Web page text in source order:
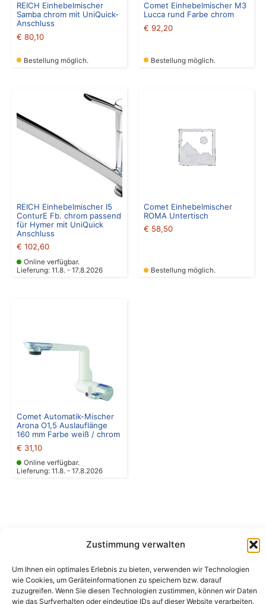
Zustimmung verwalten
Um Ihnen ein optimales Erlebnis zu bieten, verwenden wir Technologien
wie Cookies, um Geräteinformationen zu speichern bzw. darauf
zuzugreifen. Wenn Sie diesen Technologien zustimmen, können wir Daten
wie das Surfverhalten oder eindeutige IDs auf dieser Website verarbeiten.
REICH Einhebelmischer
Samba chrom mit UniQuick-
Anschluss
€ 80,10
Bestellung möglich.
Comet Einhebelmischer M3
Lucca rund Farbe chrom
€ 92,20
Bestellung möglich.
REICH Einhebelmischer I5
ConturE Fb. chrom passend
für Hymer mit UniQuick
Anschluss
€ 102,60
Online verfügbar.
Lieferung: 11.8. - 17.8.2026
Comet Einhebelmischer
ROMA Untertisch
€ 58,50
Bestellung möglich.
Comet Automatik-Mischer
Arona O1,5 Auslauflänge
160 mm Farbe weiß / chrom
€ 31,10
Online verfügbar.
Lieferung: 11.8. - 17.8.2026
Camping Bergler GmbH
Peter-Leardi-Weg 4, 8054 Graz
Steiermark / Österreich​
+43 316 225711 ​ • info@campingbergler.at​